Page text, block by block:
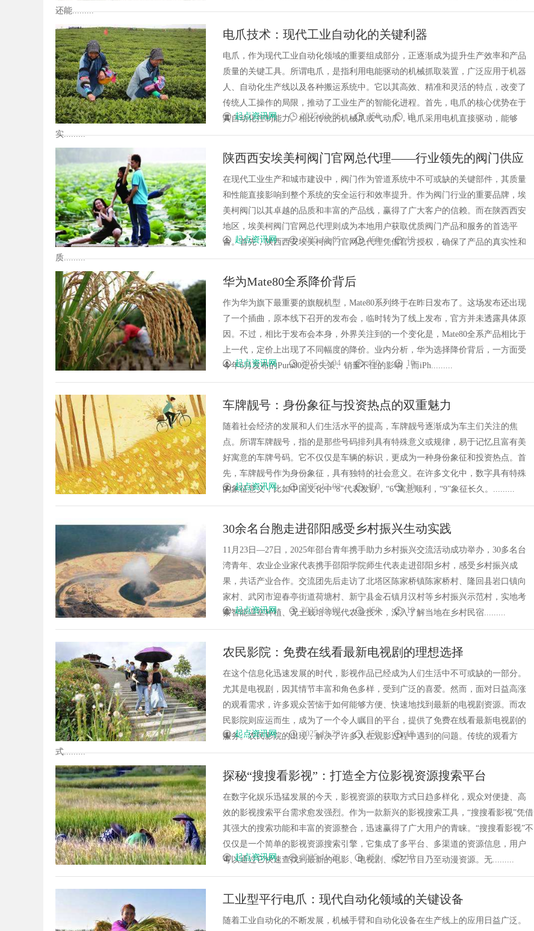
还能.........
电爪技术：现代工业自动化的关键利器
电爪，作为现代工业自动化领域的重要组成部分，正逐渐成为提升生产效率和产品
质量的关键工具。所谓电爪，是指利用电能驱动的机械抓取装置，广泛应用于机器
人、自动化生产线以及各种搬运系统中。它以其高效、精准和灵活的特点，改变了
传统人工操作的局限，推动了工业生产的智能化进程。首先，电爪的核心优势在于
其自动化控制能力。相比传统的机械爪或气动爪，电爪采用电机直接驱动，能够
实.........
起点资讯网 2025-12-06 450 10
陕西西安埃美柯阀门官网总代理——行业领先的阀门供应
专家
在现代工业生产和城市建设中，阀门作为管道系统中不可或缺的关键部件，其质量
和性能直接影响到整个系统的安全运行和效率提升。作为阀门行业的重要品牌，埃
美柯阀门以其卓越的品质和丰富的产品线，赢得了广大客户的信赖。而在陕西西安
地区，埃美柯阀门官网总代理则成为本地用户获取优质阀门产品和服务的首选平
台。首先，陕西西安埃美柯阀门官网总代理凭借官方授权，确保了产品的真实性和
质.........
起点资讯网 2025-12-05 450 10
华为Mate80全系降价背后
作为华为旗下最重要的旗舰机型，Mate80系列终于在昨日发布了。这场发布还出现
了一个插曲，原本线下召开的发布会，临时转为了线上发布，官方并未透露具体原
因。不过，相比于发布会本身，外界关注到的一个变化是，Mate80全系产品相比于
上一代，定价上出现了不同幅度的降价。业内分析，华为选择降价背后，一方面受
今年6月发布的Pura80定价失策、销量不佳的影响，而iPh.........
起点资讯网 2025-12-04 450 10
车牌靓号：身份象征与投资热点的双重魅力
随着社会经济的发展和人们生活水平的提高，车牌靓号逐渐成为车主们关注的焦
点。所谓车牌靓号，指的是那些号码排列具有特殊意义或规律，易于记忆且富有美
好寓意的车牌号码。它不仅仅是车辆的标识，更成为一种身份象征和投资热点。首
先，车牌靓号作为身份象征，具有独特的社会意义。在许多文化中，数字具有特殊
的象征意义，比如中国文化中“8”代表发财，“6”寓意顺利，“9”象征长久。.........
起点资讯网 2025-12-02 450 10
30余名台胞走进邵阳感受乡村振兴生动实践
11月23日—27日，2025年邵台青年携手助力乡村振兴交流活动成功举办，30多名台
湾青年、农业企业家代表携手邵阳学院师生代表走进邵阳乡村，感受乡村振兴成
果，共话产业合作。交流团先后走访了北塔区陈家桥镇陈家桥村、隆回县岩口镇向
家村、武冈市迎春亭街道荷塘村、新宁县金石镇月汉村等乡村振兴示范村，实地考
察智能温室种植、无土栽培等现代农业技术，深入了解当地在乡村民宿.........
起点资讯网 2025-12-02 450 10
农民影院：免费在线看最新电视剧的理想选择
在这个信息化迅速发展的时代，影视作品已经成为人们生活中不可或缺的一部分。
尤其是电视剧，因其情节丰富和角色多样，受到广泛的喜爱。然而，面对日益高涨
的观看需求，许多观众苦恼于如何能够方便、快速地找到最新的电视剧资源。而农
民影院则应运而生，成为了一个令人瞩目的平台，提供了免费在线看最新电视剧的
服务。农民影院的出现，解决了许多人在观影过程中遇到的问题。传统的观看方
式.........
起点资讯网 2025-11-29 450 10
探秘“搜搜看影视”：打造全方位影视资源搜索平台
在数字化娱乐迅猛发展的今天，影视资源的获取方式日趋多样化，观众对便捷、高
效的影视搜索平台需求愈发强烈。作为一款新兴的影视搜索工具，“搜搜看影视”凭借
其强大的搜索功能和丰富的资源整合，迅速赢得了广大用户的青睐。“搜搜看影视”不
仅仅是一个简单的影视资源搜索引擎，它集成了多平台、多渠道的资源信息，用户
可以通过它快速查找到最新的电影、电视剧、综艺节目乃至动漫资源。无.........
起点资讯网 2025-11-29 450 10
工业型平行电爪：现代自动化领域的关键设备
随着工业自动化的不断发展，机械手臂和自动化设备在生产线上的应用日益广泛。